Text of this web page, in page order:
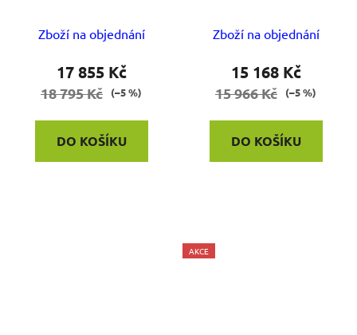
Zboží na objednání
17 855 Kč
18 795 Kč (–5 %)
DO KOŠÍKU
Zboží na objednání
15 168 Kč
15 966 Kč (–5 %)
DO KOŠÍKU
AKCE